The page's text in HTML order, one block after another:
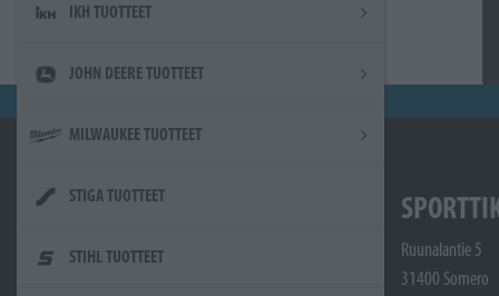
IKH TUOTTEET
JOHN DEERE TUOTTEET
MILWAUKEE TUOTTEET
STIGA TUOTTEET
STIHL TUOTTEET
Ruunalantie 5
31400 Somero